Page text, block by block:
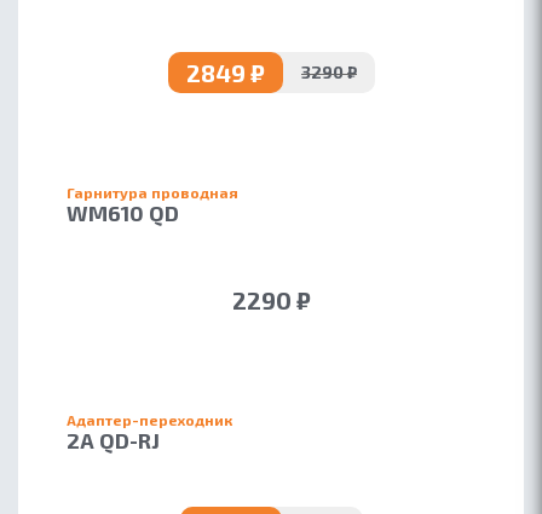
2849 ₽ 3290 ₽
Гарнитура проводная
WM610 QD
2290 ₽
Адаптер-переходник
2A QD-RJ